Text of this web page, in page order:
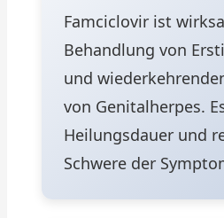
Famciclovir ist
Behandlung von
und
von Genitalherpes.
Heilungsdauer und
Schwere der